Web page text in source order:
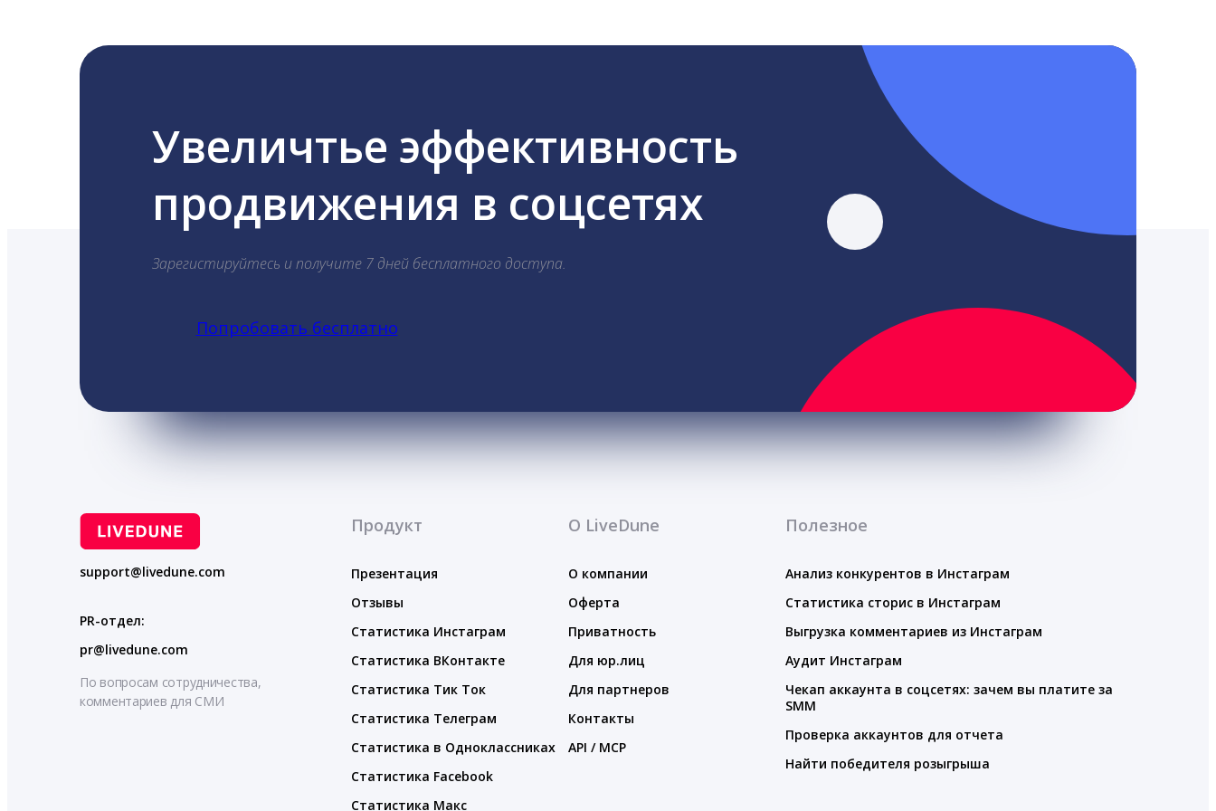
Увеличтье эффективность
продвижения в соцсетях
Зарегистируйтесь и получите 7 дней бесплатного доступа.
Попробовать бесплатно
support@livedune.com
PR-отдел:
pr@livedune.com
По вопросам сотрудничества,
комментариев для СМИ
Продукт
Презентация
Отзывы
Статистика Инстаграм
Статистика ВКонтакте
Статистика Тик Ток
Статистика Телеграм
Статистика в Одноклассниках
Статистика Facebook
Статистика Макс
О LiveDune
О компании
Оферта
Приватность
Для юр.лиц
Для партнеров
Контакты
API / MCP
Полезное
Анализ конкурентов в Инстаграм
Статистика сторис в Инстаграм
Выгрузка комментариев из Инстаграм
Аудит Инстаграм
Чекап аккаунта в соцсетях: зачем вы платите за
SMM
Проверка аккаунтов для отчета
Найти победителя розыгрыша